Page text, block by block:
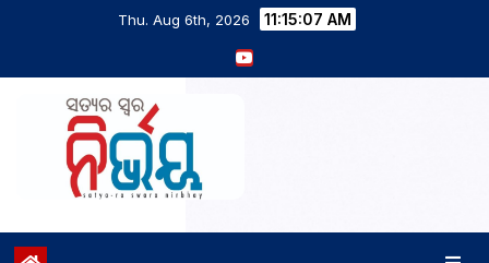
Thu. Aug 6th, 2026 11:15:07 AM